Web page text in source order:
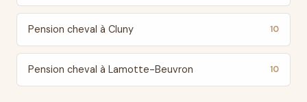
Pension cheval à Cluny 10
Pension cheval à Lamotte-Beuvron 10